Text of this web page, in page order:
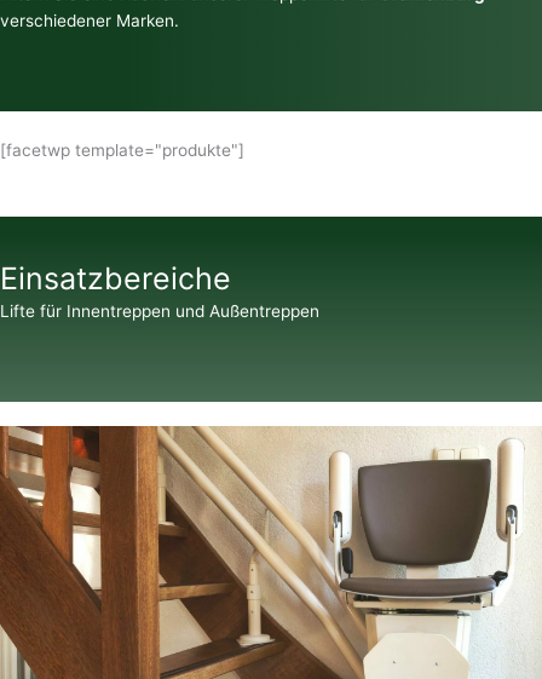
verschiedener Marken.
[facetwp template="produkte"]
Einsatzbereiche
Lifte für Innentreppen und Außentreppen